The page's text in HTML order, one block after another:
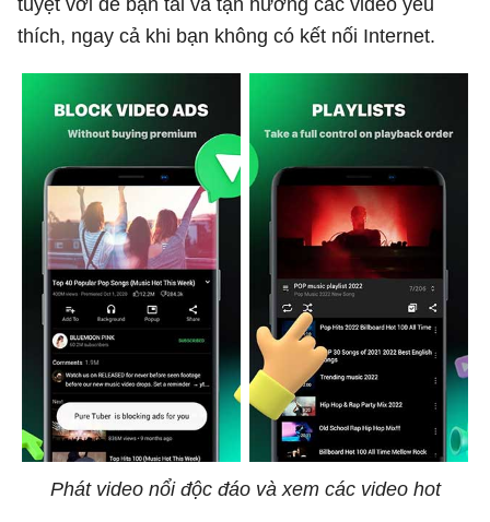
thích, ngay cả khi bạn không có kết nối Internet.
Phát video nổi độc đáo và xem các video hot